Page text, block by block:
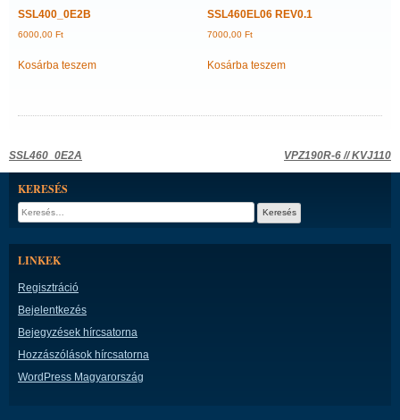
SSL400_0E2B
6000,00 Ft
Kosárba teszem
SSL460EL06 REV0.1
7000,00 Ft
Kosárba teszem
Bejegyzés
navigáció
SSL460_0E2A VPZ190R-6 // KVJ110
KERESÉS
Keresés:
LINKEK
Regisztráció
Bejelentkezés
Bejegyzések hírcsatorna
Hozzászólások hírcsatorna
WordPress Magyarország